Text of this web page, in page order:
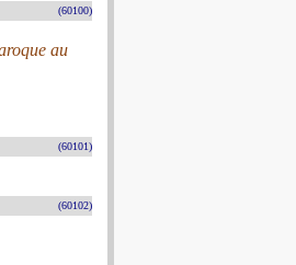
(60100)
au
(60101)
(60102)